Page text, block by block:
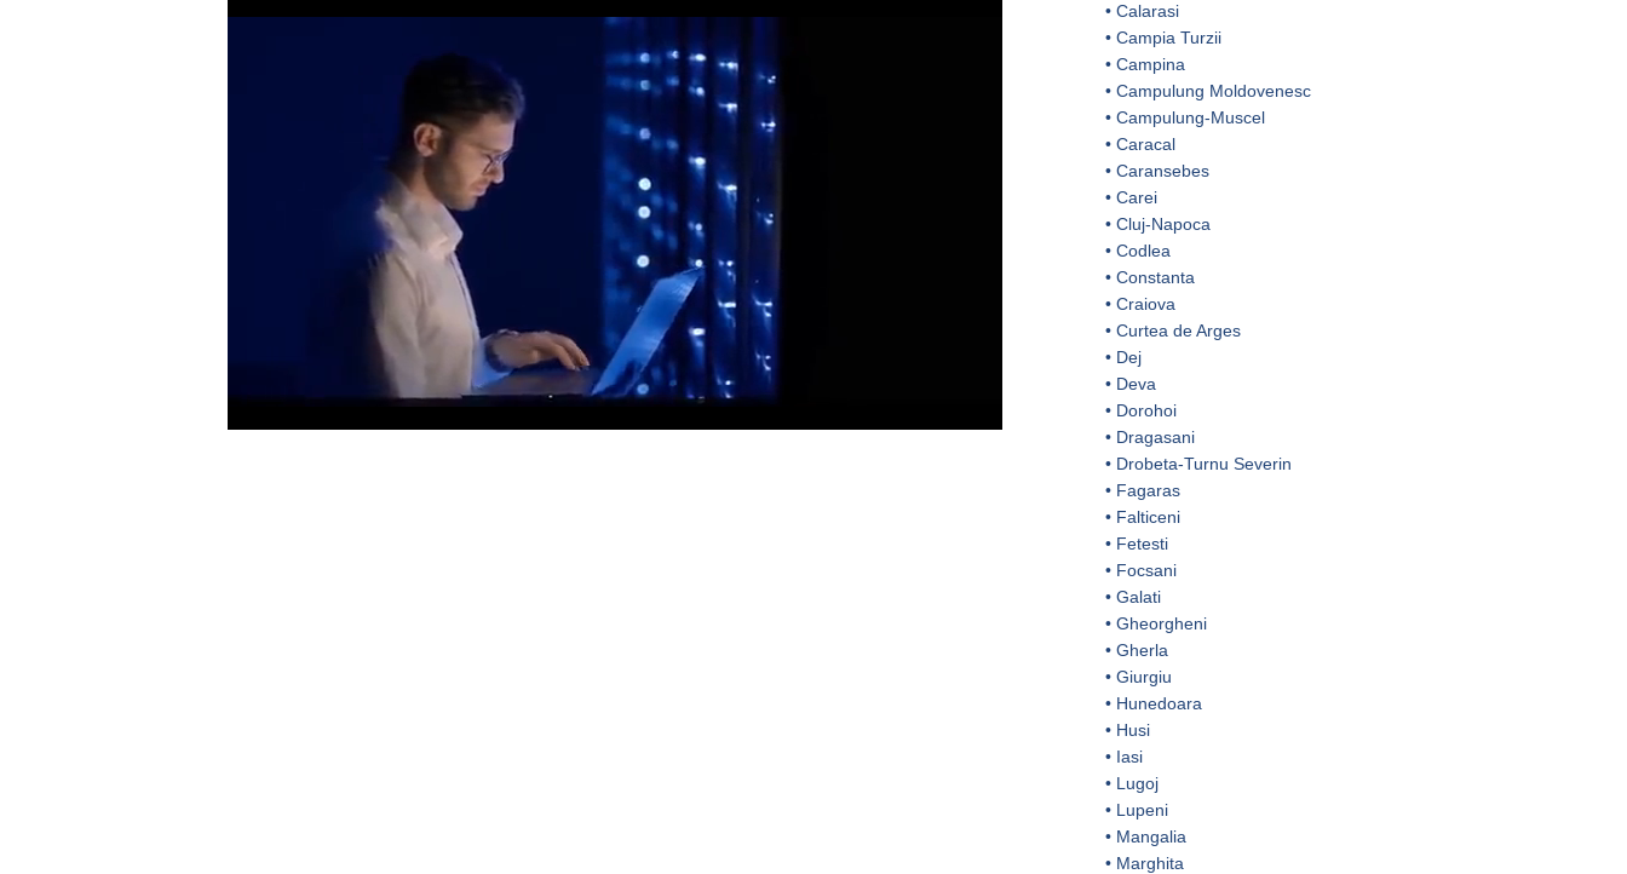
• Calarasi
• Campia Turzii
• Campina
• Campulung Moldovenesc
• Campulung-Muscel
• Caracal
• Caransebes
• Carei
• Cluj-Napoca
• Codlea
• Constanta
• Craiova
• Curtea de Arges
• Dej
• Deva
• Dorohoi
• Dragasani
• Drobeta-Turnu Severin
• Fagaras
• Falticeni
• Fetesti
• Focsani
• Galati
• Gheorgheni
• Gherla
• Giurgiu
• Hunedoara
• Husi
• Iasi
• Lugoj
• Lupeni
• Mangalia
• Marghita